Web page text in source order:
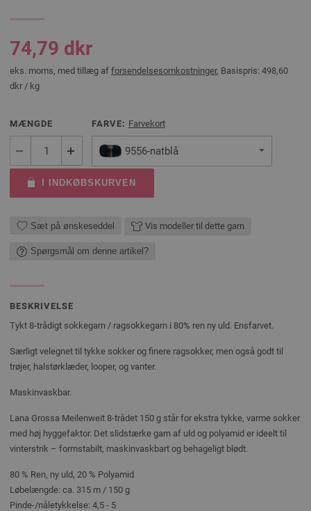
74,79 dkr
eks. moms, med tillæg af forsendelsesomkostninger, Basispris: 498,60
dkr / kg
MÆNGDE FARVE: Farvekort
9556-natblå
I INDKØBSKURVEN
Sæt på ønskeseddel Vis modeller til dette garn
Spørgsmål om denne artikel?
BESKRIVELSE
Tykt 8-trådigt sokkegarn / ragsokkegarn i 80% ren ny uld. Ensfarvet.
Særligt velegnet til tykke sokker og finere ragsokker, men også godt til
trøjer, halstørklæder, looper, og vanter.
Maskinvaskbar.
Lana Grossa Meilenweit 8-trådet 150 g står for ekstra tykke, varme sokker
med høj hyggefaktor. Det slidstærke garn af uld og polyamid er ideelt til
vinterstrik – formstabilt, maskinvaskbart og behageligt blødt.
80 % Ren, ny uld, 20 % Polyamid
Løbelængde: ca. 315 m / 150 g
Pinde-/nåletykkelse: 4,5 - 5